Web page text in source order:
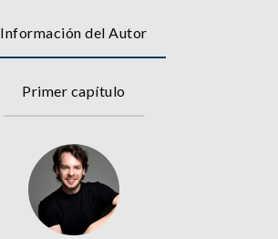
Información del Autor
Primer capítulo